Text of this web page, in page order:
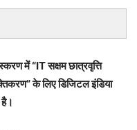
में “IT सक्षम छात्रवृत्ति
के लिए डिजिटल इंडिया